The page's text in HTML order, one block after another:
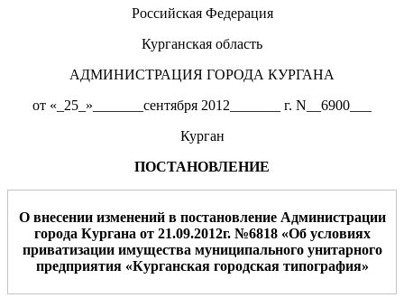
Российская Федерация
Курганская область
АДМИНИСТРАЦИЯ ГОРОДА КУРГАНА
от «_25_»_______сентября 2012_______ г. N__6900___
Курган
ПОСТАНОВЛЕНИЕ
О внесении изменений в постановление Администрации
города Кургана от 21.09.2012г. №6818 «Обусловиях
приватизации имущества муниципального унитарного
предприятия «Курганская городская типография»